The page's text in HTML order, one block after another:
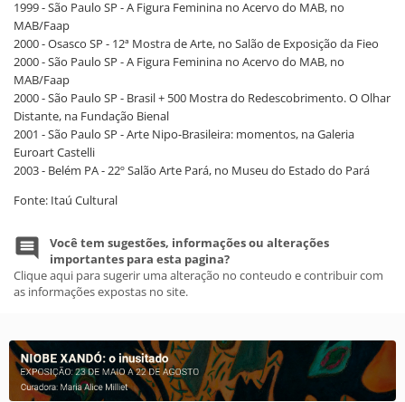
1999 - São Paulo SP - A Figura Feminina no Acervo do MAB, no
MAB/Faap
2000 - Osasco SP - 12ª Mostra de Arte, no Salão de Exposição da Fieo
2000 - São Paulo SP - A Figura Feminina no Acervo do MAB, no
MAB/Faap
2000 - São Paulo SP - Brasil + 500 Mostra do Redescobrimento. O Olhar
Distante, na Fundação Bienal
2001 - São Paulo SP - Arte Nipo-Brasileira: momentos, na Galeria
Euroart Castelli
2003 - Belém PA - 22º Salão Arte Pará, no Museu do Estado do Pará
Fonte: Itaú Cultural
Você tem sugestões, informações ou alterações
importantes para esta pagina?
Clique aqui para sugerir uma alteração no conteudo e contribuir com
as informações expostas no site.